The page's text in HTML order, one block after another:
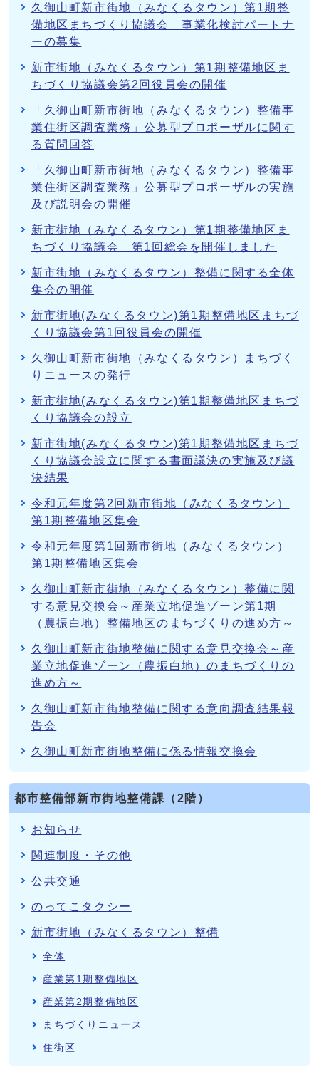
久御山町新市街地（みなくるタウン）第1期整
備地区まちづくり協議会 事業化検討パートナ
ーの募集
新市街地（みなくるタウン）第1期整備地区ま
ちづくり協議会第2回役員会の開催
「久御山町新市街地（みなくるタウン）整備事
業住街区調査業務」公募型プロポーザルに関す
る質問回答
「久御山町新市街地（みなくるタウン）整備事
業住街区調査業務」公募型プロポーザルの実施
及び説明会の開催
新市街地（みなくるタウン）第1期整備地区ま
ちづくり協議会 第1回総会を開催しました
新市街地（みなくるタウン）整備に関する全体
集会の開催
新市街地(みなくるタウン)第1期整備地区まちづ
くり協議会第1回役員会の開催
久御山町新市街地（みなくるタウン）まちづく
りニュースの発行
新市街地(みなくるタウン)第1期整備地区まちづ
くり協議会の設立
新市街地(みなくるタウン)第1期整備地区まちづ
くり協議会設立に関する書面議決の実施及び議
決結果
令和元年度第2回新市街地（みなくるタウン）
第1期整備地区集会
令和元年度第1回新市街地（みなくるタウン）
第1期整備地区集会
久御山町新市街地（みなくるタウン）整備に関
する意見交換会～産業立地促進ゾーン第1期
（農振白地）整備地区のまちづくりの進め方～
久御山町新市街地整備に関する意見交換会～産
業立地促進ゾーン（農振白地）のまちづくりの
進め方～
久御山町新市街地整備に関する意向調査結果報
告会
久御山町新市街地整備に係る情報交換会
都市整備部新市街地整備課（2階）
お知らせ
関連制度・その他
公共交通
のってこタクシー
新市街地（みなくるタウン）整備
全体
産業第1期整備地区
産業第2期整備地区
まちづくりニュース
住街区